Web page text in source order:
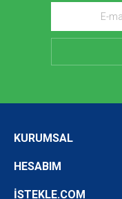
KURUMSAL
HESABIM
İSTEKLE.COM